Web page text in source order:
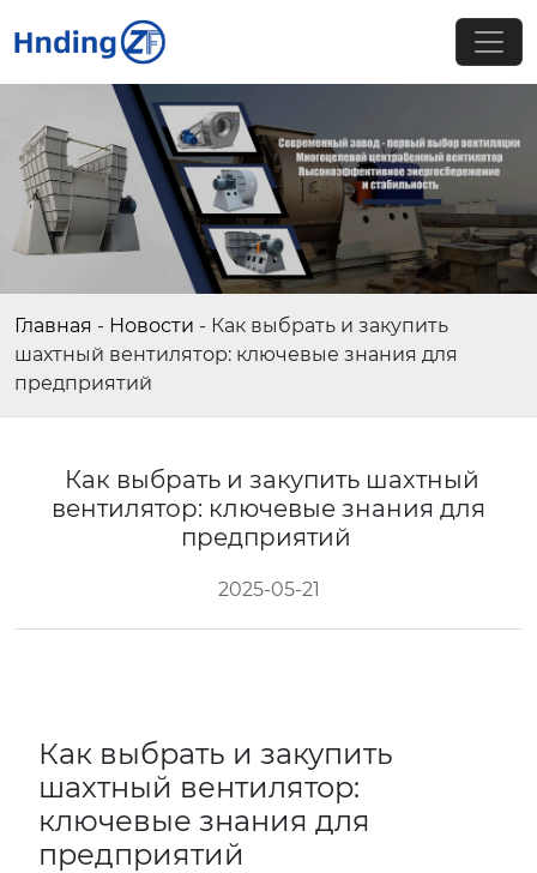
Главная - Новости - Как выбрать и закупить
шахтный вентилятор: ключевые знания для
предприятий
Как выбрать и закупить шахтный
вентилятор: ключевые знания для
предприятий
2025-05-21
Как выбрать и закупить
шахтный вентилятор:
ключевые знания для
предприятий